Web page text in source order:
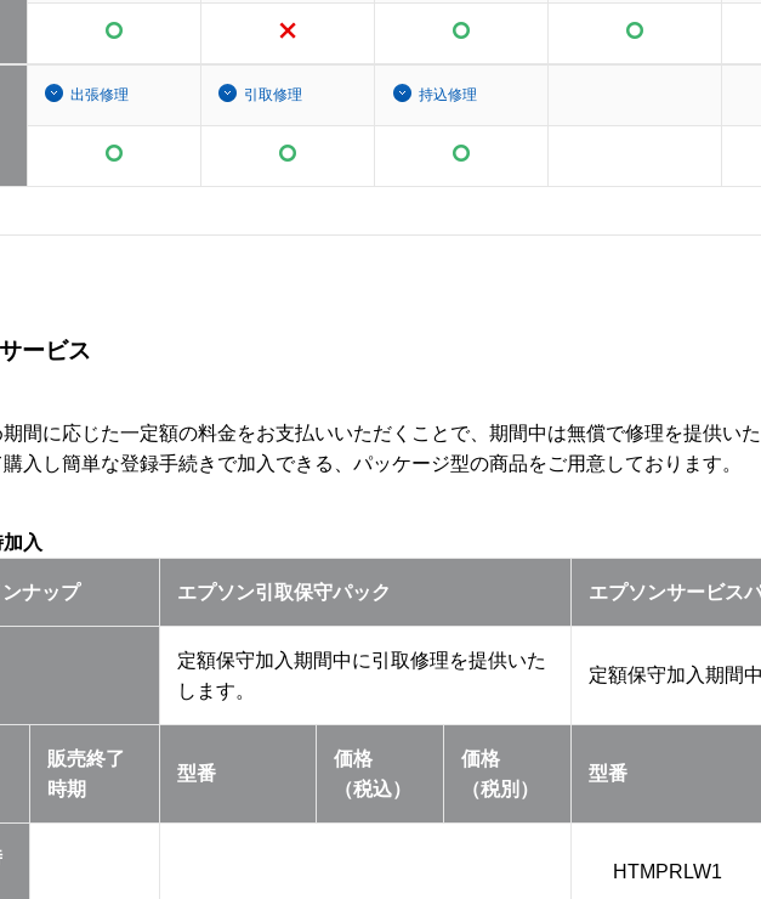
出張修理 引取修理 持込修理
ービス
間に応じた一定額の料金をお支払いいただくことで、期間中は無償で修理を提供い
入し簡単な登録手続きで加入できる、パッケージ型の商品をご用意しております。
入
ナップ エプソン引取保守パック エプソンサービス
定額保守加入期間中に引取修理を提供いた
します。
定額保守加入期間
販売終了
時期
型番
価格
（税込）
価格
（税別）
型番
HTMPRLW1